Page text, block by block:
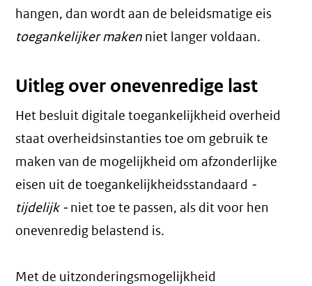
hangen, dan wordt aan de beleidsmatige eis
toegankelijker maken niet langer voldaan.
Uitleg over onevenredige last
Het besluit digitale toegankelijkheid overheid
staat overheidsinstanties toe om gebruik te
maken van de mogelijkheid om afzonderlijke
eisen uit de toegankelijkheidsstandaard -
tijdelijk - niet toe te passen, als dit voor hen
onevenredig belastend is.
Met de uitzonderingsmogelijkheid